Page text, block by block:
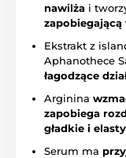
nawilża i
zapobiegającą
Ekstrakt z
Aphanothece
łagodzące
Arginina
zapobiega
gładkie i
Serum ma